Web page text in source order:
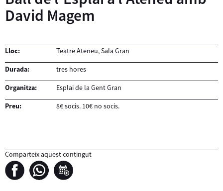
David Magem
Lloc: Teatre Ateneu, Sala Gran
Durada: tres hores
Organitza: Esplai de la Gent Gran
Preu: 8€ socis. 10€ no socis.
Comparteix aquest contingut